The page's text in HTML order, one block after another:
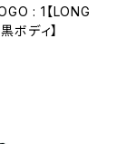
: 1【LONG
ボディ】